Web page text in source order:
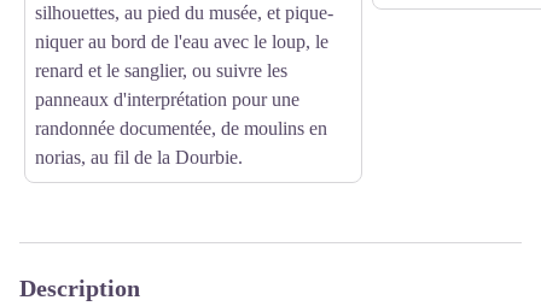
silhouettes, au pied du musée, et pique-
niquer au bord de l'eau avec le loup, le
renard et le sanglier, ou suivre les
panneaux d'interprétation pour une
randonnée documentée, de moulins en
norias, au fil de la Dourbie.
Description